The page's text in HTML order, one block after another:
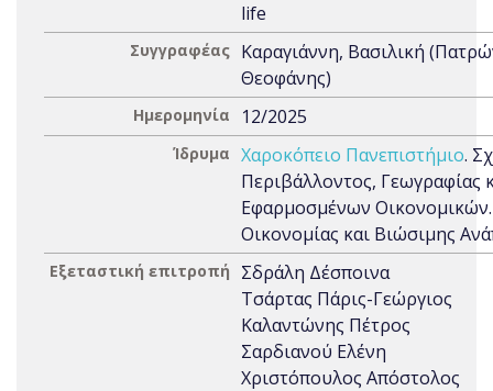
life
Συγγραφέας Καραγιάννη, Βασιλική
Θεοφάνης)
Ημερομηνία 12/2025
Ίδρυμα Χαροκόπειο Πανεπιστήμιο.
Περιβάλλοντος, Γεωγραφίας
Εφαρμοσμένων
Οικονομίας και Βιώσιμης
Εξεταστική επιτροπή
Σδράλη Δέσποινα
Τσάρτας Πάρις-Γεώργιος
Καλαντώνης Πέτρος
Σαρδιανού Ελένη
Χριστόπουλος Απόστολος